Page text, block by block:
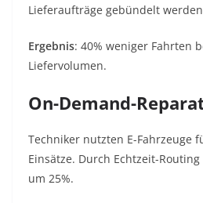
Lieferaufträge gebündelt
Ergebnis: 40% weniger Fahrten
Liefervolumen.
On-Demand-
Techniker nutzten E-Fahrzeuge
Einsätze. Durch Echtzeit-
um 25%.